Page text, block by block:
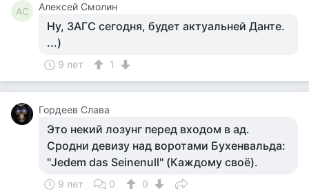
АС Алексей Смолин
Ну, ЗАГС сегодня, будет актуальней Данте.
...)
9 лет 1
Гордеев Слава
Это некий лозунг перед входом в ад.
Сродни девизу над воротами Бухенвальда:
"Jedem das Seinenull" (Каждому своё).
9 лет 0 0